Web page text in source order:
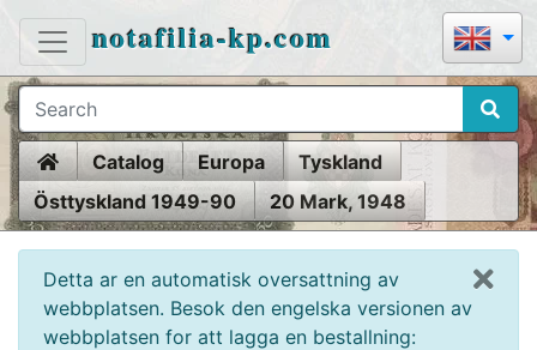
notafilia-kp.com
HomeCatalog Europa
Tyskland
Östtyskland 1949-90
20 Mark, 1948
Detta ar en automatisk oversattning av
webbplatsen. Besok den engelska versionen av
webbplatsen for att lagga en bestallning: